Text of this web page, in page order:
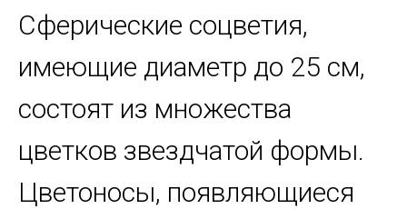
Сферические соцветия,
имеющие диаметр до 25 см,
состоят из множества
цветков звездчатой формы.
Цветоносы, появляющиеся